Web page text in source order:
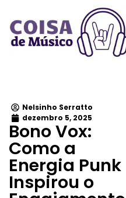
Nelsinho Serratto
dezembro 5, 2025
Bono Vox:
Como a
Energia Punk
Inspirou o